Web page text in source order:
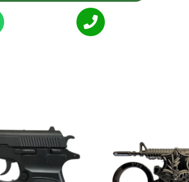
Alternative: